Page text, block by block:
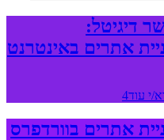
דיגיטל:
אתרים באינטרנט
י עוד
אתרים בוורדפרס